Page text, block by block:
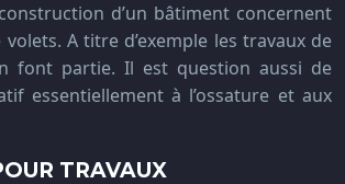
d’un bâtiment concernent
A titre d’exemple les travaux de
font partie. Il est question aussi de
essentiellement à l’ossature et aux
TRAVAUX